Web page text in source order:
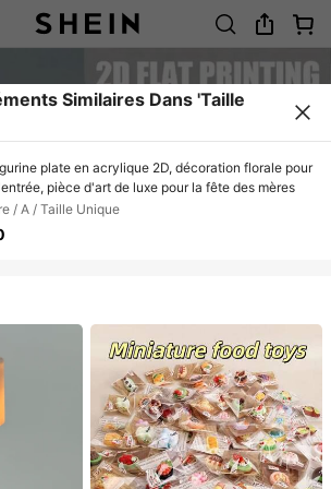
Similaires Dans 'Taille
plate en acrylique 2D, décoration florale pour
pièce d'art de luxe pour la fête des mères
/ A / Taille Unique